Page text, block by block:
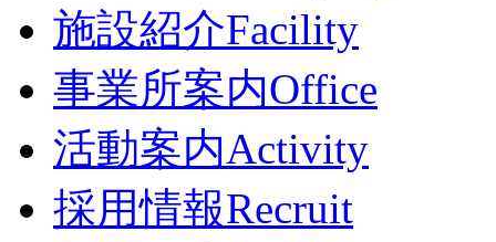
施設紹介Facility
事業所案内Office
活動案内Activity
採用情報Recruit